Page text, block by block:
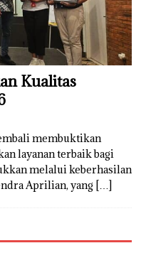
Kualitas
membuktikan
layanan terbaik bagi
melalui keberhasilan
Aprilian, yang […]